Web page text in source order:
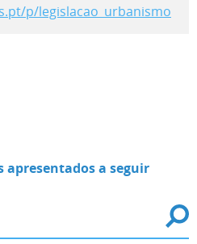
p/legislacao_urbanismo
apresentados a seguir